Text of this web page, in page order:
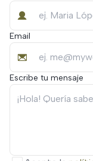
Email
Escribe tu mensaje